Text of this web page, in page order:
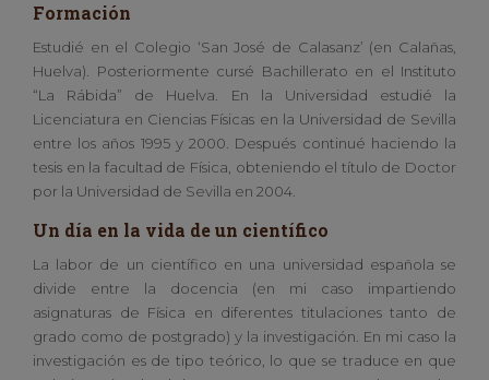
Formación
Estudié en el Colegio ‘San José de Calasanz’ (en Calañas,
Huelva). Posteriormente cursé Bachillerato en el Instituto
“La Rábida” de Huelva. En la Universidad estudié la
Licenciatura en Ciencias Físicas en la Universidad de Sevilla
entre los años 1995 y 2000. Después continué haciendo la
tesis en la facultad de Física, obteniendo el título de Doctor
por la Universidad de Sevilla en 2004.
Un día en la vida de un científico
La labor de un científico en una universidad española se
divide entre la docencia (en mi caso impartiendo
asignaturas de Física en diferentes titulaciones tanto de
grado como de postgrado) y la investigación. En mi caso la
investigación es de tipo teórico, lo que se traduce en que